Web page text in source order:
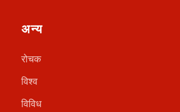
अन्य
रोचक
विश्व
विविध